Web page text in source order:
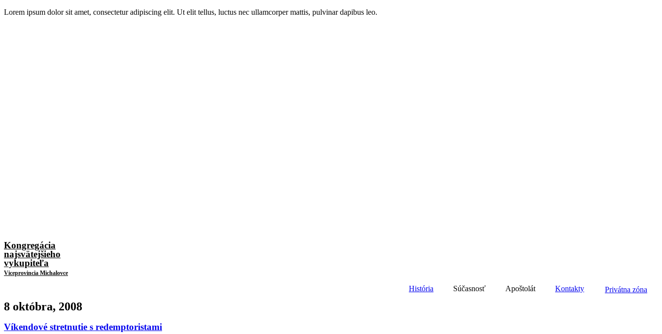
Lorem ipsum dolor sit amet, consectetur adipiscing elit. Ut elit tellus, luctus nec ullamcorper mattis, pulvinar dapibus leo.
Kongregácia
najsvätejšieho
vykupiteľa
Viceprovincia Michalovce
História Súčasnosť Apoštolát Kontakty Privátna zóna
8 októbra, 2008
Víkendové stretnutie s redemptoristami